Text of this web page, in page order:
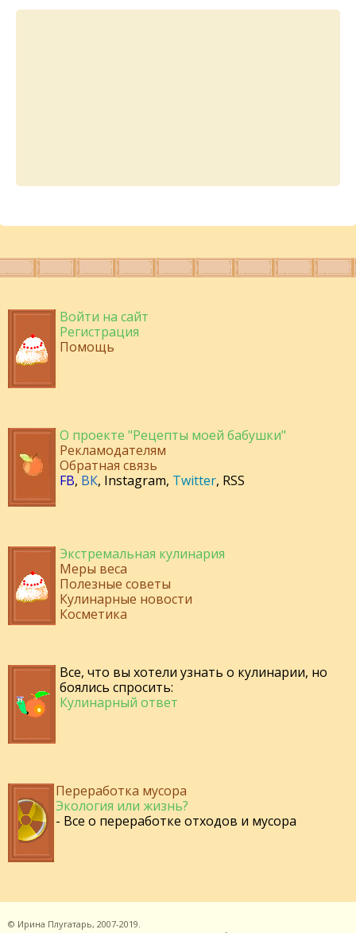
Войти на сайт
Регистрация
Помощь
О проекте "Рецепты моей бабушки"
Рекламодателям
Обратная связь
FB, ВК, Instagram, Twitter, RSS
Экстремальная кулинария
Меры веса
Полезные советы
Кулинарные новости
Косметика
Все, что вы хотели узнать о кулинарии, но
боялись спросить:
Кулинарный ответ
Переработка мусора
Экология или жизнь?
- Все о переработке отходов и мусора
© Ирина Плугатарь, 2007-2019.